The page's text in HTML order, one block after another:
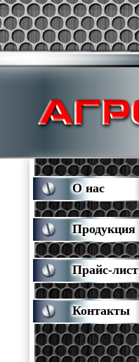
О нас
Продукция
Прайс-лист
Контакты